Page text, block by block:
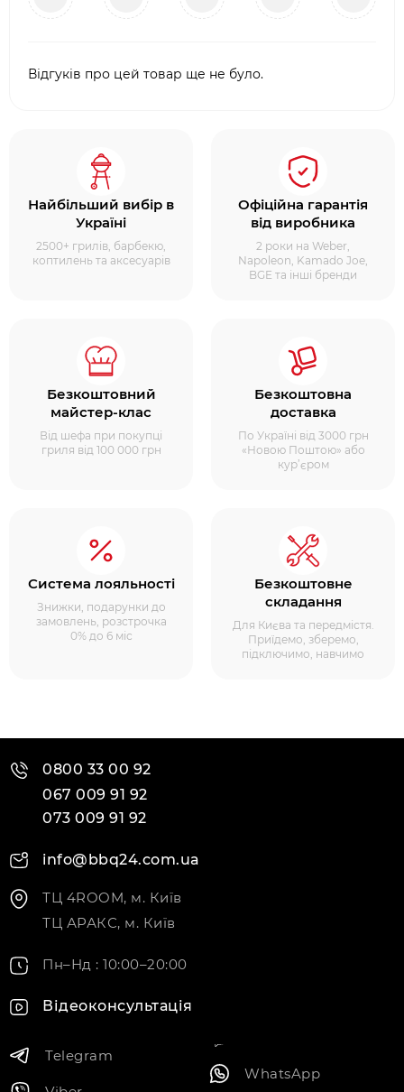
Відгуків про цей товар ще не було.
Найбільший вибір в
Україні
2500+ грилів, барбекю,
коптилень та аксесуарів
Офіційна гарантія
від виробника
2 роки на Weber,
Napoleon, Kamado Joe,
BGE та інші бренди
Безкоштовний
майстер-клас
Від шефа при покупці
гриля від 100 000 грн
Безкоштовна
доставка
По Україні від 3000 грн
«Новою Поштою» або
кур’єром
Система лояльності
Знижки, подарунки до
замовлень, розстрочка
0% до 6 міс
Безкоштовне
складання
Для Києва та передмістя.
Приїдемо, зберемо,
підключимо, навчимо
0800 33 00 92
067 009 91 92
073 009 91 92
info@bbq24.com.ua
ТЦ 4ROOM, м. Київ
ТЦ АРАКС, м. Київ
Пн–Нд : 10:00–20:00
Відеоконсультація
Telegram
WhatsApp